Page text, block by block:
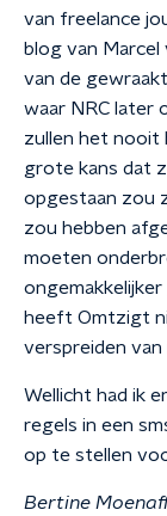
van freelance
blog van Marcel
van de
waar NRC later
zullen het nooit
grote kans dat
opgestaan zou
zou hebben
moeten
heeft Omtzigt
verspreiden van
Wellicht had ik
regels in een
op te stellen
Bertine